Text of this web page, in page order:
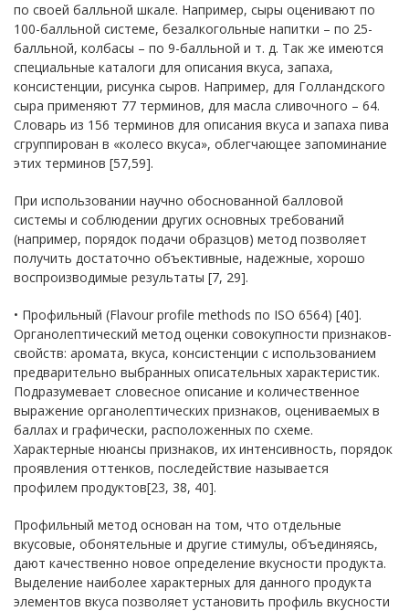
по своей балльной шкале. Например, сыры оценивают по
100-балльной системе, безалкогольные напитки – по 25-
балльной, колбасы – по 9-балльной и т. д. Так же имеются
специальные каталоги для описания вкуса, запаха,
консистенции, рисунка сыров. Например, для Голландского
сыра применяют 77 терминов, для масла сливочного – 64.
Словарь из 156 терминов для описания вкуса и запаха пива
сгруппирован в «колесо вкуса», облегчающее запоминание
этих терминов [57,59].
При использовании научно обоснованной балловой
системы и соблюдении других основных требований
(например, порядок подачи образцов) метод позволяет
получить достаточно объективные, надежные, хорошо
воспроизводимые результаты [7, 29].
• Профильный (Flavour profile methods по ISO 6564) [40].
Органолептический метод оценки совокупности признаков-
свойств: аромата, вкуса, консистенции с использованием
предварительно выбранных описательных характеристик.
Подразумевает словесное описание и количественное
выражение органолептических признаков, оцениваемых в
баллах и графически, расположенных по схеме.
Характерные нюансы признаков, их интенсивность, порядок
проявления оттенков, последействие называется
профилем продуктов[23, 38, 40].
Профильный метод основан на том, что отдельные
вкусовые, обонятельные и другие стимулы, объединяясь,
дают качественно новое определение вкусности продукта.
Выделение наиболее характерных для данного продукта
элементов вкуса позволяет установить профиль вкусности